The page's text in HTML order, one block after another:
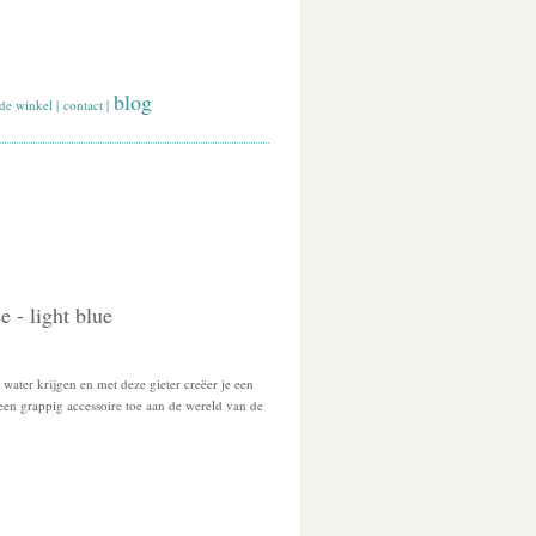
winkel| contact | blog
- light blue
krijgen en met deze gieter creëer je een
grappig accessoire toe aan de wereld van de